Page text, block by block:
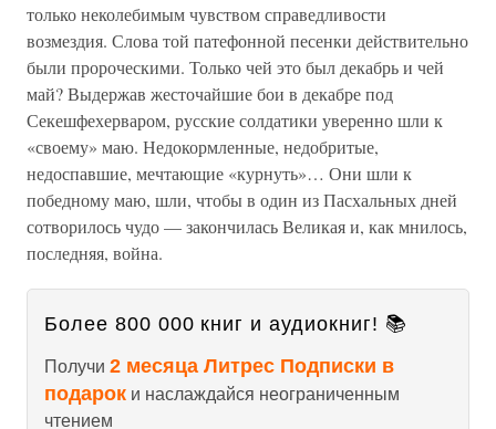
только неколебимым чувством справедливости
возмездия. Слова той патефонной песенки действительно
были пророческими. Только чей это был декабрь и чей
май? Выдержав жесточайшие бои в декабре под
Секешфехерваром, русские солдатики уверенно шли к
«своему» маю. Недокормленные, недобритые,
недоспавшие, мечтающие «курнуть»… Они шли к
победному маю, шли, чтобы в один из Пасхальных дней
сотворилось чудо — закончилась Великая и, как мнилось,
последняя, война.
Более 800 000 книг и аудиокниг! 📚
Получи 2 месяца Литрес Подписки в
подарок и наслаждайся неограниченным
чтением